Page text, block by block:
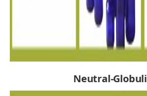
Neutral-Globuli